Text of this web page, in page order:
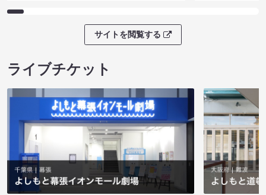
サイトを閲覧する
ライブチケット